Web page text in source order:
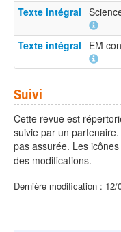
Texte intégral
Texte intégral EM
Suivi
Cette revue est
suivie par un
pas assurée. Les icônes
des modifications.
Dernière modification :